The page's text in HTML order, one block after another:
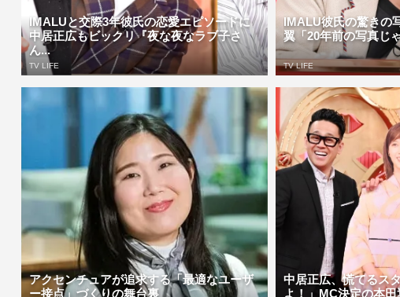
IMALUと交際3年彼氏の恋愛エピソードに
中居正広もビックリ『夜な夜なラブ子さ
ん...
TV LIFE
IMALU彼氏の驚きの
翼「20年前の写真じ
TV LIFE
アクセンチュアが追求する「最適なユーザ
ー接点」づくりの舞台裏
中居正広、慌てるス
よ！」MC決定の本